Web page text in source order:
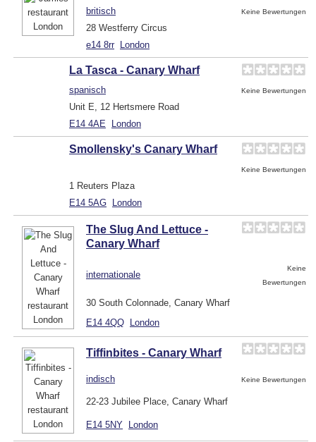
britisch Keine Bewertungen
28 Westferry Circus
e14 8rr London
La Tasca - Canary Wharf
spanisch Keine Bewertungen
Unit E, 12 Hertsmere Road
E14 4AE
London
Smollensky's Canary Wharf
Keine Bewertungen
1 Reuters Plaza
E14 5AG London
The Slug And Lettuce -
Canary Wharf
internationale
Keine
Bewertungen
30 South Colonnade, Canary Wharf
E14 4QQ London
Tiffinbites - Canary Wharf
indisch Keine Bewertungen
22-23 Jubilee Place, Canary Wharf
E14 5NY London